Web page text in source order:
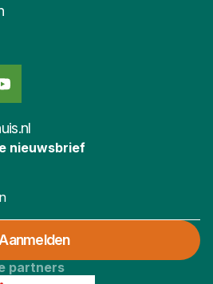
nieuwsbrief
partners